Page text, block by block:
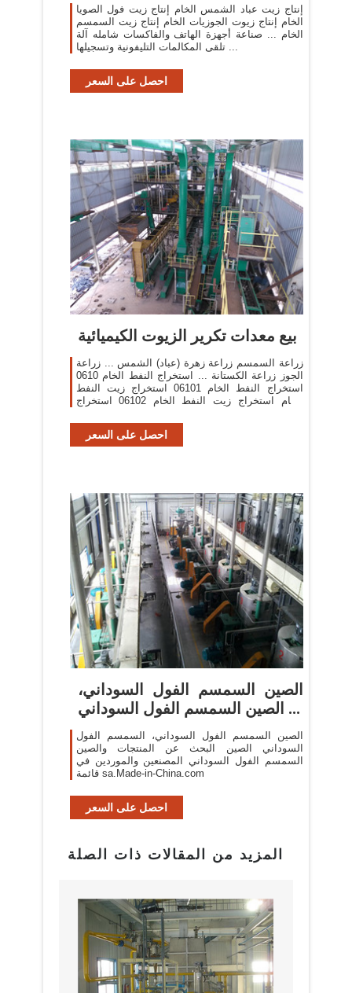
إنتاج زيت عباد الشمس الخام إنتاج زيت فول الصويا
الخام إنتاج زيوت الجوزيات الخام إنتاج زيت السمسم
الخام ... صناعة أجهزة الهاتف والفاكسات شامله آلة
تلقى المكالمات التليفونية وتسجيلها ...
احصل على السعر
بيع معدات تكرير الزيوت الكيميائية
زراعة السمسم زراعة زهرة (عباد) الشمس ... زراعة
الجوز زراعة الكستانة ... استخراج النفط الخام 0610
استخراج النفط الخام 06101 استخراج زيت النفط
الخام استخراج زيت النفط الخام 06102 استخراج
احصل على السعر
الصين السمسم الفول السوداني،
الصين السمسم الفول السوداني ...
الصين السمسم الفول السوداني، السمسم الفول
السوداني الصين البحث عن المنتجات والصين
السمسم الفول السوداني المصنعين والموردين في
قائمة sa.Made-in-China.com
احصل على السعر
المزيد من المقالات ذات الصلة